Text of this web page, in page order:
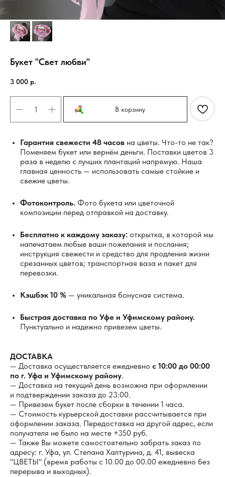
Букет "Свет любви"
3 000 р.
В корзину
Гарантия свежести 48 часов на цветы. Что-то не так?
Поменяем букет или вернём деньги. Поставки цветов 3
раза в неделю с лучших плантаций напрямую. Наша
главная ценность — использовать самые стойкие и
свежие цветы.
Фотоконтроль. Фото букета или цветочной
композиции перед отправкой на доставку.
Бесплатно к каждому заказу: открытка, в которой мы
напечатаем любые ваши пожелания и послания;
инструкция свежести и средство для продления жизни
срезанных цветов; транспортная ваза и пакет для
перевозки.
Кэшбэк 10 % — уникальная бонусная система.
Быстрая доставка по Уфе и Уфимскому району.
Пунктуально и надежно привезем цветы.
ДОСТАВКА
— Доставка осуществляется ежедневно с 10:00 до 00:00
по г. Уфа и Уфимскому району.
— Доставка на текущий день возможна при оформлении
и подтверждении заказа до 23:00.
— Привезем букет после сборки в течении 1 часа.
— Стоимость курьерской доставки рассчитывается при
оформлении заказа. Передоставка на другой адрес, если
получателя не было на месте +350 руб.
— Также Вы можете самостоятельно забрать заказ по
адресу: г. Уфа, ул. Степана Халтурина, д. 41, вывеска
"ЦВЕТЫ" (время работы с 10.00 до 00.00 ежедневно без
перерыва и выходных).